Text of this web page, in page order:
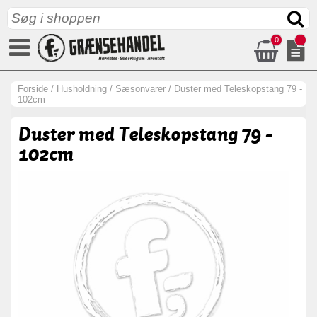
0
Forside / Husholdning / Sæsonvarer / Duster med Teleskopstang 79 -
102cm
Duster med Teleskopstang 79 -
102cm